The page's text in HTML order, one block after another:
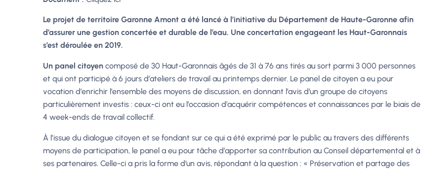
Le projet de territoire Garonne Amont a été lancé à l’initiative du Département de Haute-Garonne afin
d’assurer une gestion concertée et durable de l’eau. Une concertation engageant les Haut-Garonnais
s’est déroulée en 2019.
Un panel citoyen composé de 30 Haut-Garonnais âgés de 31 à 76 ans tirés au sort parmi 3 000 personnes
et qui ont participé à 6 jours d’ateliers de travail au printemps dernier. Le panel de citoyen a eu pour
vocation d’enrichir l’ensemble des moyens de discussion, en donnant l’avis d’un groupe de citoyens
particulièrement investis : ceux-ci ont eu l’occasion d’acquérir compétences et connaissances par le biais de
4 week-ends de travail collectif.
À l’issue du dialogue citoyen et se fondant sur ce qui a été exprimé par le public au travers des différents
moyens de participation, le panel a eu pour tâche d’apporter sa contribution au Conseil départemental et à
ses partenaires. Celle-ci a pris la forme d’un avis, répondant à la question : « Préservation et partage des